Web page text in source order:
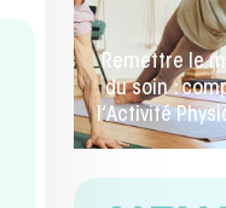
🚀 La rentrée
ici ! IA,
toutes les